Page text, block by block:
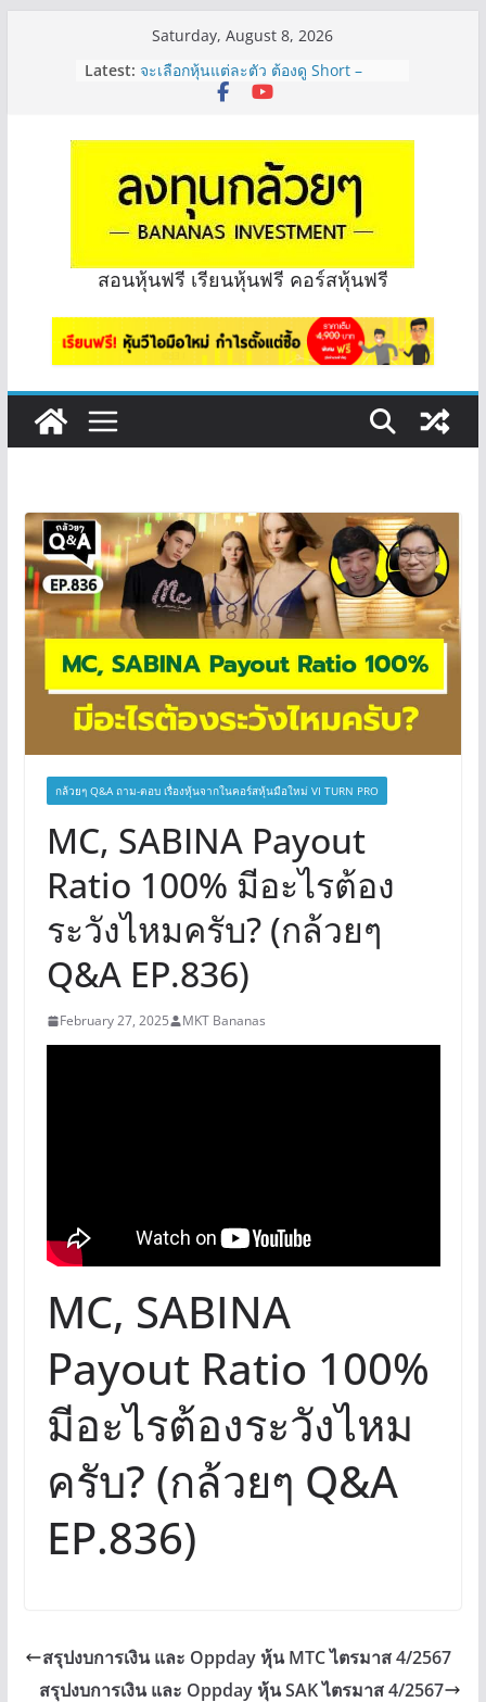
Saturday, August 8, 2026
Latest: จะเลือกหุ้นแต่ละตัว ต้องดู Short –
Long ของหุ้นตัวนั้นๆไหมคะ? | Q&A
Hot Topic! อัปเดทงบ สื่อสาร, ค้าปลีก
ตัวไหนเหมาะถือเอาปันผล? | Hot Topic
EP.41
หุ้นซอสภูเขาทอง Sauce เหมาะถือเป็น
หุ้นปันผลไหม? | Q&A กล้วยๆ EP.1166
OSP vs CBG vs ICHI ควร DCA ตัวไหน
ดี? | Q&A กล้วยๆ EP.1165
รีวิวงบกลุ่ม Bank หุ้นไหนเหมาะถือเอา
สอนหุ้นฟรี เรียนหุ้นฟรี คอร์สหุ้นฟรี
กล้วยๆ Q&A ถาม-ตอบ เรื่องหุ้นจากในคอร์สหุ้นมือใหม่ VI TURN PRO
MC, SABINA Payout
Ratio 100% มีอะไรต้อง
ระวังไหมครับ? (กล้วยๆ
Q&A EP.836)
February 27, 2025 MKT Bananas
MC, SABINA
Payout Ratio 100%
มีอะไรต้องระวังไหม
ครับ? (กล้วยๆ Q&A
EP.836)
สรุปงบการเงิน และ Oppday หุ้น MTC ไตรมาส 4/2567
สรุปงบการเงิน และ Oppday หุ้น SAK ไตรมาส 4/2567